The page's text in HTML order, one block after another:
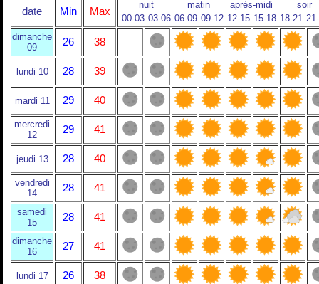
date Min Max
nuit matin après-midi
soir
00-03 03-06 06-09 09-12 12-15 15-18 18-21
dimanche
09
26 38
lundi 10 28 39
mardi 11 29 40
mercredi
12
29 41
jeudi 13 28 40
vendredi
14
28 41
samedi
15
28 41
dimanche
16
27 41
lundi 17 26
38